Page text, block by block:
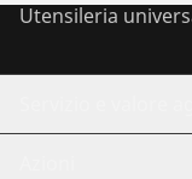
Utensileria